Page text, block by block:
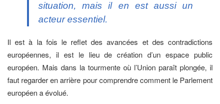
situation, mais il en est aussi un
acteur essentiel.
Il est à la fois le reflet des avancées et des contradictions
européennes, il est le lieu de création d’un espace public
européen. Mais dans la tourmente où l’Union paraît plongée, il
faut regarder en arrière pour comprendre comment le Parlement
européen a évolué.